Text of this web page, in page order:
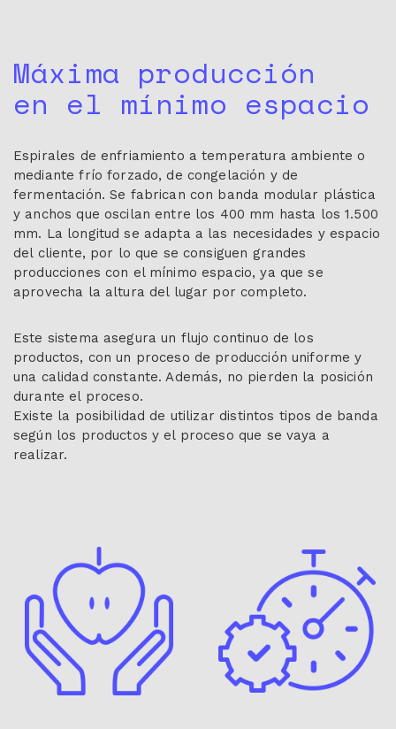
Máxima producción
en el mínimo espacio
Espirales de enfriamiento a temperatura ambiente o
mediante frío forzado, de congelación y de
fermentación. Se fabrican con banda modular plástica
y anchos que oscilan entre los 400 mm hasta los 1.500
mm. La longitud se adapta a las necesidades y espacio
del cliente, por lo que se consiguen grandes
producciones con el mínimo espacio, ya que se
aprovecha la altura del lugar por completo.
Este sistema asegura un flujo continuo de los
productos, con un proceso de producción uniforme y
una calidad constante. Además, no pierden la posición
durante el proceso.
Existe la posibilidad de utilizar distintos tipos de banda
según los productos y el proceso que se vaya a
realizar.